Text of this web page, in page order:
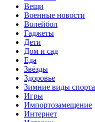
Вещи
Военные новости
Волейбол
Гаджеты
Дети
Дом и сад
Еда
Звёзды
Здоровье
Зимние виды спорта
Игры
Импортозамещение
Интернет